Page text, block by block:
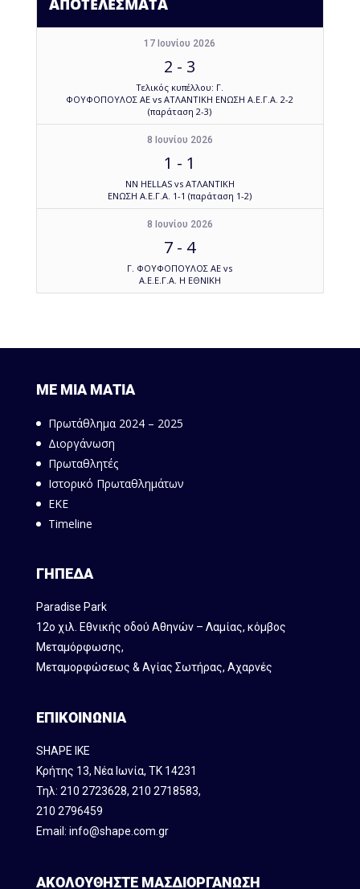
ΑΠΟΤΕΛΕΣΜΑΤΑ
17 Ιουνίου 2026
2 - 3
Τελικός κυπέλλου: Γ.
ΦΟΥΦΟΠΟΥΛΟΣ ΑΕ vs ΑΤΛΑΝΤΙΚΗ ΕΝΩΣΗ Α.Ε.Γ.Α. 2-2
(παράταση 2-3)
8 Ιουνίου 2026
1 - 1
NN HELLAS vs ΑΤΛΑΝΤΙΚΗ
ΕΝΩΣΗ Α.Ε.Γ.Α. 1-1 (παράταση 1-2)
8 Ιουνίου 2026
7 - 4
Γ. ΦΟΥΦΟΠΟΥΛΟΣ ΑΕ vs
Α.Ε.Ε.Γ.Α. Η ΕΘΝΙΚΗ
ΜΕ ΜΙΑ ΜΑΤΙΑ
Πρωτάθλημα 2024 – 2025
Διοργάνωση
Πρωταθλητές
Ιστορικό Πρωταθλημάτων
ΕΚΕ
Timeline
ΓΗΠΕΔΑ
Paradise Park
12ο χιλ. Εθνικής οδού Αθηνών – Λαμίας, κόμβος
Mεταμόρφωσης,
Μεταμορφώσεως & Αγίας Σωτήρας, Αχαρνές
ΕΠΙΚΟΙΝΩΝΙΑ
SHAPE IKE
Κρήτης 13, Νέα Ιωνία, ΤΚ 14231
Τηλ: 210 2723628, 210 2718583,
210 2796459
Email: info@shape.com.gr
ΑΚΟΛΟΥΘΗΣΤΕ ΜΑΣΔΙΟΡΓΑΝΩΣΗ